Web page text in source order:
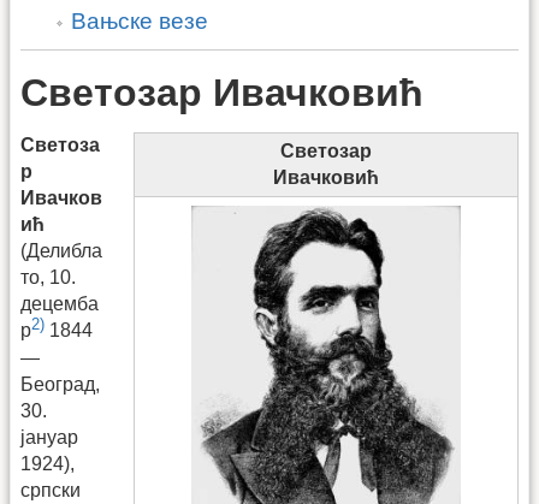
Вањске везе
Светозар Ивачковић
Светозар
Ивачковић
Светоза
р
Ивачков
ић
(Делибла
то, 10.
децемба
р2) 1844
—
Београд,
30.
јануар
1924),
српски